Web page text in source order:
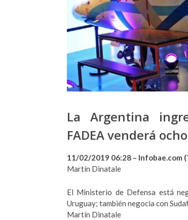
La Argentina
FADEA venderá
11/02/2019 06:28 – Infobae.com
Martín Dinatale
El Ministerio de Defensa está
Uruguay; también negocia con
Martín Dinatale